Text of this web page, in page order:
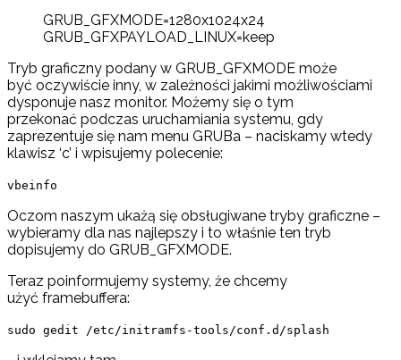
GRUB_GFXMODE=1280x1024x24
GRUB_GFXPAYLOAD_LINUX=keep
Tryb graficzny podany w GRUB_GFXMODE może
być oczywiście inny, w zależności jakimi możliwościami
dysponuje nasz monitor. Możemy się o tym
przekonać podczas uruchamiania systemu, gdy
zaprezentuje się nam menu GRUBa – naciskamy wtedy
klawisz ‘c’ i wpisujemy polecenie:
vbeinfo
Oczom naszym ukażą się obsługiwane tryby graficzne –
wybieramy dla nas najlepszy i to właśnie ten tryb
dopisujemy do GRUB_GFXMODE.
Teraz poinformujemy systemy, że chcemy
użyć framebuffera:
sudo gedit /etc/initramfs-tools/conf.d/splash